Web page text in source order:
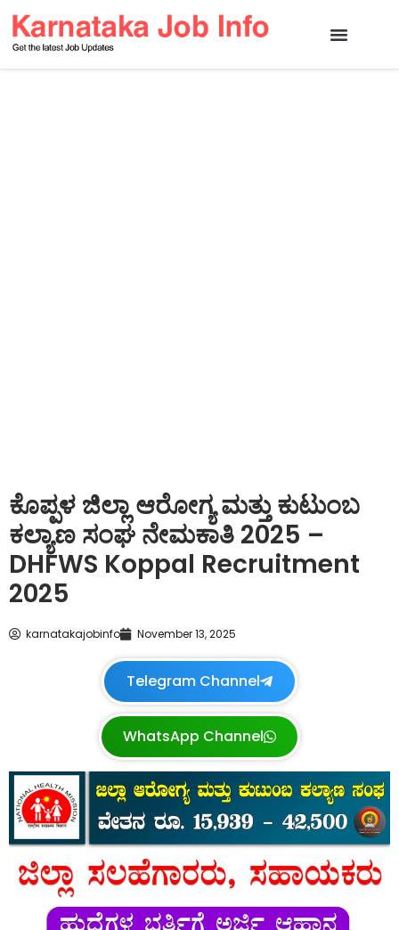
ಕೊಪ್ಪಳ ಜಿಲ್ಲಾ ಆರೋಗ್ಯ ಮತ್ತು ಕುಟುಂಬ
ಕಲ್ಯಾಣ ಸಂಘ ನೇಮಕಾತಿ 2025 –
DHFWS Koppal Recruitment
2025
karnatakajobinfo November 13, 2025
Telegram Channel
WhatsApp Channel